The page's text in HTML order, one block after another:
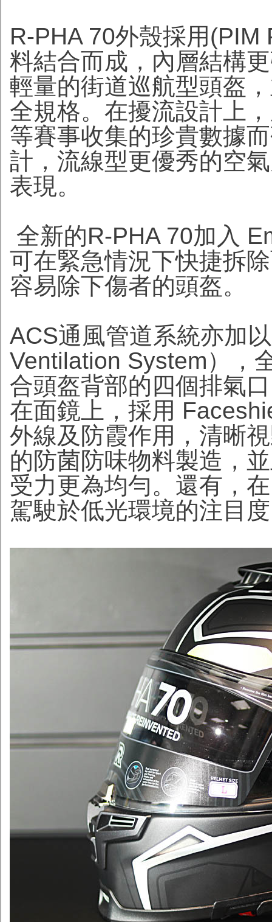
R-PHA 70外殼採用
料結合而成，內層結構
輕量的街道巡航型頭盔
全規格。在擾流設計上
等賽事收集的珍貴數據
計，流線型更優秀的空
表現。
全新的R-PHA 70加入
可在緊急情況下快捷拆
容易除下傷者的頭盔。
ACS通風管道系統亦加
Ventilation System），
合頭盔背部的四個排氣
在面鏡上，採用
外線及防霞作用，清晰
的防菌防味物料製造，
受力更為均勻。還有，
駕駛於低光環境的注目